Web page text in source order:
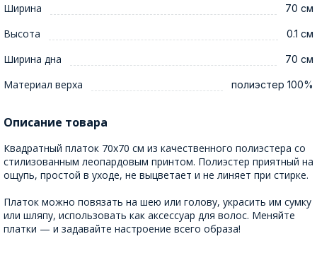
Ширина 70 см
Высота 0.1 см
Ширина дна 70 см
Материал верха полиэстер 100%
Описание товара
Квадратный платок 70x70 см из качественного полиэстера со
стилизованным леопардовым принтом. Полиэстер приятный на
ощупь, простой в уходе, не выцветает и не линяет при стирке.
Платок можно повязать на шею или голову, украсить им сумку
или шляпу, использовать как аксессуар для волос. Меняйте
платки — и задавайте настроение всего образа!